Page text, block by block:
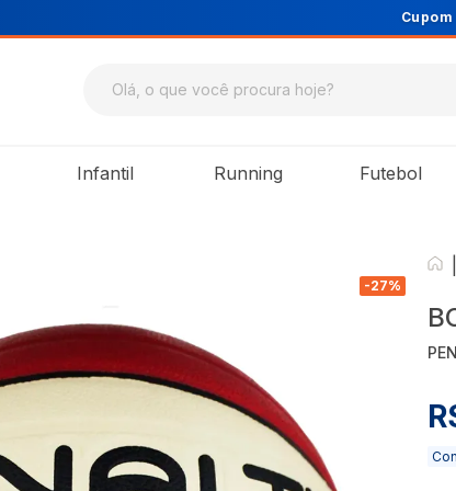
Cupom PRIMEIRA10 para
Infantil Running Futebol
-27%